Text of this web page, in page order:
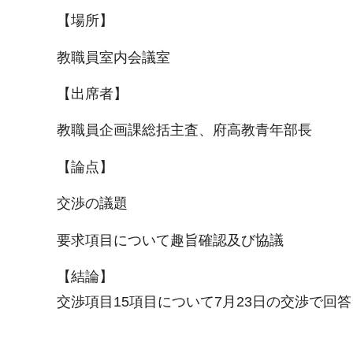
【場所】
教職員室内会議室
【出席者】
教職員企画課総括主査、府高教青年部長
【論点】
交渉の議題
要求項目について趣旨確認及び協議
【結論】
交渉項目15項目について7月23日の交渉で回答